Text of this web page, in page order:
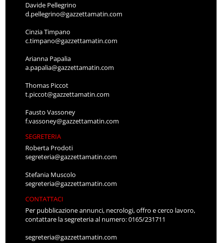
Davide Pellegrino
d.pellegrino@gazzettamatin.com
Cinzia Timpano
c.timpano@gazzettamatin.com
Arianna Papalia
a.papalia@gazzettamatin.com
Thomas Piccot
t.piccot@gazzettamatin.com
Fausto Vassoney
f.vassoney@gazzettamatin.com
SEGRETERIA
Roberta Prodoti
segreteria@gazzettamatin.com
Stefania Muscolo
segreteria@gazzettamatin.com
CONTATTACI
Per pubblicazione annunci, necrologi, offro e cerco lavoro,
contattare la segreteria al numero: 0165/231711
segreteria@gazzettamatin.com